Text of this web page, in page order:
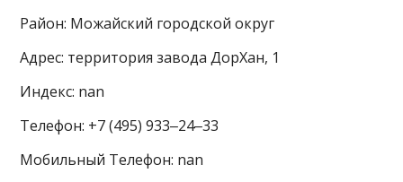
Район: Можайский городской округ
Адрес: территория завода ДорХан, 1
Индекс: nan
Телефон: +7 (495) 933‒24‒33
Мобильный Телефон: nan